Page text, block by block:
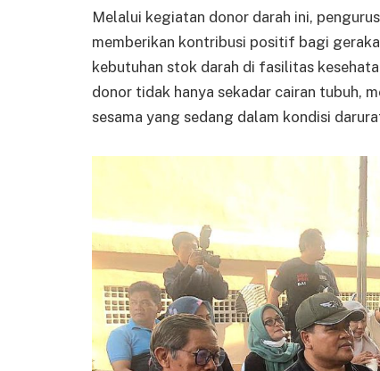
Melalui kegiatan donor darah ini,
memberikan kontribusi positif bagi
kebutuhan stok darah di fasilitas
donor tidak hanya sekadar cairan tubuh,
sesama yang sedang dalam kondisi